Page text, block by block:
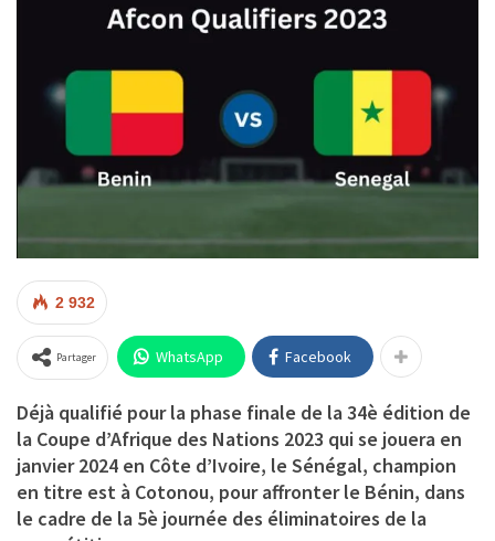
2 932
Partager WhatsApp Facebook
Déjà qualifié pour la phase finale de la 34è édition de
la Coupe d’Afrique des Nations 2023 qui se jouera en
janvier 2024 en Côte d’Ivoire, le Sénégal, champion
en titre est à Cotonou, pour affronter le Bénin, dans
le cadre de la 5è journée des éliminatoires de la